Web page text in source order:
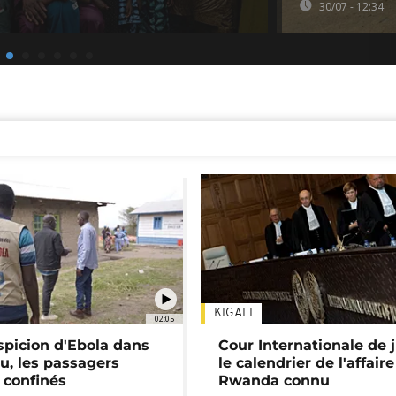
30/07 - 12:34
02:05
d'Ebola dans
les passagers
KIGALI
Cour Internationale de
le calendrier de l'affaire
Rwanda connu